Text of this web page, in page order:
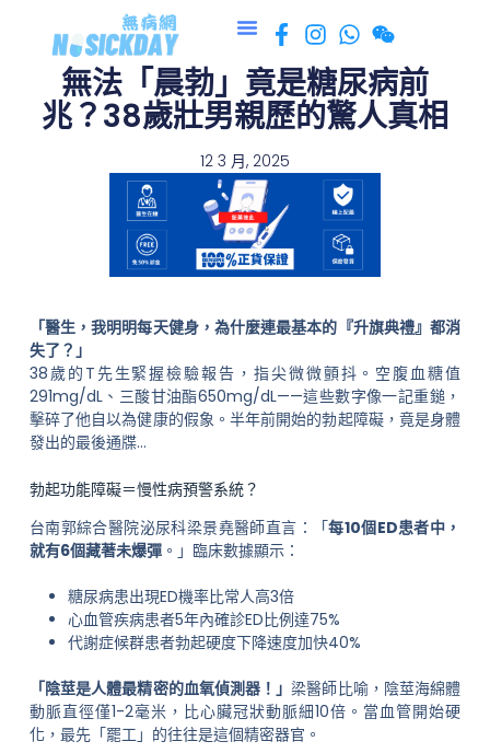
無法「晨勃」竟是糖尿病前
兆？38歲壯男親歷的驚人真相
12 3 月, 2025
「醫生，我明明每天健身，為什麼連最基本的『升旗典禮』都消
失了？」
38歲的T先生緊握檢驗報告，指尖微微顫抖。空腹血糖值
291mg/dL、三酸甘油酯650mg/dL——這些數字像一記重鎚，
擊碎了他自以為健康的假象。半年前開始的勃起障礙，竟是身體
發出的最後通牒…
勃起功能障礙＝慢性病預警系統？
台南郭綜合醫院泌尿科梁景堯醫師直言：「每10個ED患者中，
就有6個藏著未爆彈。」臨床數據顯示：
糖尿病患出現ED機率比常人高3倍
心血管疾病患者5年內確診ED比例達75%
代謝症候群患者勃起硬度下降速度加快40%
「陰莖是人體最精密的血氧偵測器！」梁醫師比喻，陰莖海綿體
動脈直徑僅1-2毫米，比心臟冠狀動脈細10倍。當血管開始硬
化，最先「罷工」的往往是這個精密器官。